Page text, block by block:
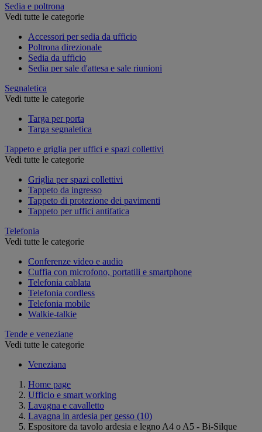
Sedia e poltrona
Vedi tutte le categorie
Accessori per sedia da ufficio
Poltrona direzionale
Sedia da ufficio
Sedia per sale d'attesa e sale riunioni
Segnaletica
Vedi tutte le categorie
Targa per porta
Targa segnaletica
Tappeto e griglia per uffici e spazi collettivi
Vedi tutte le categorie
Griglia per spazi collettivi
Tappeto da ingresso
Tappeto di protezione dei pavimenti
Tappeto per uffici antifatica
Telefonia
Vedi tutte le categorie
Conferenze video e audio
Cuffia con microfono, portatili e smartphone
Telefonia cablata
Telefonia cordless
Telefonia mobile
Walkie-talkie
Tende e veneziane
Vedi tutte le categorie
Veneziana
Home page
Ufficio e smart working
Lavagna e cavalletto
Lavagna in ardesia per gesso (10)
Espositore da tavolo ardesia e legno A4 o A5 - Bi-Silque